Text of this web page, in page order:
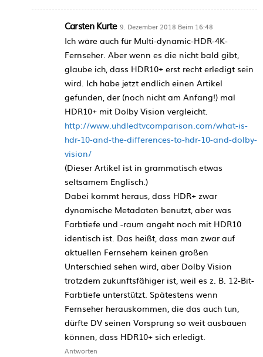
Carsten Kurte 9. Dezember 2018 Beim 16:48
Ich wäre auch für Multi-dynamic-HDR-4K-
Fernseher. Aber wenn es die nicht bald gibt,
glaube ich, dass HDR10+ erst recht erledigt sein
wird. Ich habe jetzt endlich einen Artikel
gefunden, der (noch nicht am Anfang!) mal
HDR10+ mit Dolby Vision vergleicht.
http://www.uhdledtvcomparison.com/what-is-
hdr-10-and-the-differences-to-hdr-10-and-dolby-
vision/
(Dieser Artikel ist in grammatisch etwas
seltsamem Englisch.)
Dabei kommt heraus, dass HDR+ zwar
dynamische Metadaten benutzt, aber was
Farbtiefe und -raum angeht noch mit HDR10
identisch ist. Das heißt, dass man zwar auf
aktuellen Fernsehern keinen großen
Unterschied sehen wird, aber Dolby Vision
trotzdem zukunftsfähiger ist, weil es z. B. 12-Bit-
Farbtiefe unterstützt. Spätestens wenn
Fernseher herauskommen, die das auch tun,
dürfte DV seinen Vorsprung so weit ausbauen
können, dass HDR10+ sich erledigt.
Antworten